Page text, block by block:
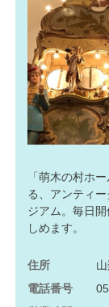
「萌木の村ホ
る、アンティ
ジアム。毎日
しめます。
住所
電話番号